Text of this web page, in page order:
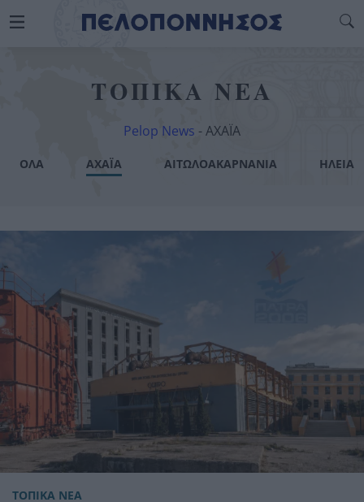
ΤΟΠΙΚΑ ΝΕΑ
Pelop News -ΑΧΑΪΑ
ΟΛΑ ΑΧΑΪΑ ΑΙΤΩΛΟΑΚΑΡΝΑΝΙΑ ΗΛΕΙΑ
ΤΟΠΙΚΑ ΝΕΑ